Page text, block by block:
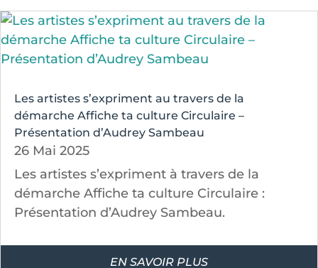
Les artistes s’expriment au travers de la
démarche Affiche ta culture Circulaire –
Présentation d’Audrey Sambeau
26 Mai 2025
Les artistes s’expriment à travers de la
démarche Affiche ta culture Circulaire :
Présentation d’Audrey Sambeau.
EN SAVOIR PLUS